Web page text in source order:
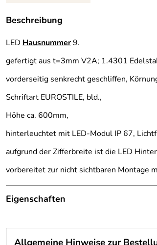
Beschreibung
LED Hausnummer9.
gefertigt aus t=3mm V2A; 1.4301
vorderseitig senkrecht geschliffen,
Schriftart EUROSTILE, bld.,
Höhe ca. 600mm,
hinterleuchtet mit LED-Modul IP 67,
aufgrund der Zifferbreite ist die LED
vorbereitet zur nicht sichtbaren Montage
Eigenschaften
Schrift:
frei wählbar